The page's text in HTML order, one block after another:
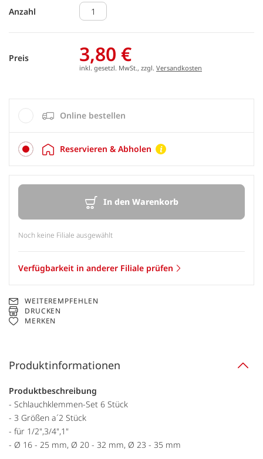
Anzahl
Preis 3,80 €
inkl. gesetzl. MwSt., zzgl. Versandkosten
Online bestellen
Reservieren & Abholen
In den Warenkorb
Noch keine Filiale ausgewählt
Verfügbarkeit in anderer Filiale prüfen
WEITEREMPFEHLEN
DRUCKEN
MERKEN
Produktinformationen
Produktbeschreibung
- Schlauchklemmen-Set 6 Stück
- 3 Größen a´2 Stück
- für 1/2",3/4",1"
- Ø 16 - 25 mm, Ø 20 - 32 mm, Ø 23 - 35 mm